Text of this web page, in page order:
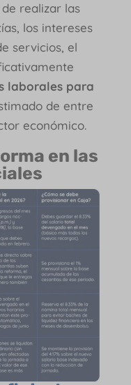
realizar las
los intereses
servicios, el
laborales para
de entre
económico.
en las